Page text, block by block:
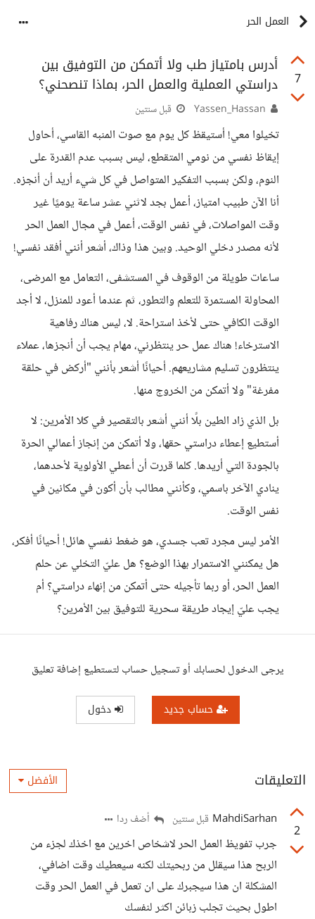
العمل الحر
7
أدرس بامتياز طب ولا أتمكن من التوفيق بين
دراستي العملية والعمل الحر، بماذا تنصحني؟
قبل سنتين
تخيلوا معي! أستيقظ كل يوم مع صوت المنبه القاسي، أحاول
إيقاظ نفسي من نومي المتقطع، ليس بسبب عدم القدرة على
النوم، ولكن بسبب التفكير المتواصل في كل شيء أريد أن أنجزه.
أنا الآن طبيب امتياز، أعمل بجد لاثني عشر ساعة يوميًا غير
وقت المواصلات، في نفس الوقت، أعمل في مجال العمل الحر
لأنه مصدر دخلي الوحيد. وبين هذا وذاك، أشعر أنني أفقد نفسي!
ساعات طويلة من الوقوف في المستشفى، التعامل مع المرضى،
المحاولة المستمرة للتعلم والتطور، ثم عندما أعود للمنزل، لا أجد
الوقت الكافي حتى لأخذ استراحة. لا، ليس هناك رفاهية
الاسترخاء! هناك عمل حر ينتظرني، مهام يجب أن أنجزها، عملاء
ينتظرون تسليم مشاريعهم. أحيانًا أشعر بأنني "أركض في حلقة
مفرغة" ولا أتمكن من الخروج منها.
بل الذي زاد الطين بلًا أنني أشعر بالتقصير في كلا الأمرين: لا
أستطيع إعطاء دراستي حقها، ولا أتمكن من إنجاز أعمالي الحرة
بالجودة التي أريدها. كلما قررت أن أعطي الأولوية لأحدهما،
ينادي الآخر باسمي، وكأنني مطالب بأن أكون في مكانين في
نفس الوقت.
الأمر ليس مجرد تعب جسدي، هو ضغط نفسي هائل! أحيانًا أفكر،
هل يمكنني الاستمرار بهذا الوضع؟ هل عليّ التخلي عن حلم
العمل الحر، أو ربما تأجيله حتى أتمكن من إنهاء دراستي؟ أم
يجب عليّ إيجاد طريقة سحرية للتوفيق بين الأمرين؟
يرجى الدخول لحسابك أو تسجيل حساب لتستطيع إضافة تعليق
حساب جديد دخول
التعليقات الأفضل
2
MahdiSarhan قبل سنتين أضف ردا
جرب تفويظ العمل الحر لاشخاص اخرين مع اخذك لجزء من
الربح هذا سيقلل من ربحيتك لكنه سيعطيك وقت اضافي،
المشكلة ان هذا سيجبرك على ان تعمل في العمل الحر وقت
اطول بحيث تجلب زبائن اكثر لنفسك